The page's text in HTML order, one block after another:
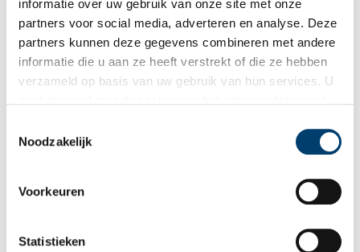
informatie over uw gebruik van onze site met onze
partners voor social media, adverteren en analyse. Deze
partners kunnen deze gegevens combineren met andere
informatie die u aan ze heeft verstrekt of die ze hebben
verzameld op basis van uw gebruik van hun services. U
Noodzakelijk
Voorkeuren
Statistieken
Aanvullingen
Vul deze informatie aan of geef een reactie.
1 reactie
25/02/2023 om 20:49
Haar vader schilderde blijkbaar ook. Ik heb van Arina en van
Reply